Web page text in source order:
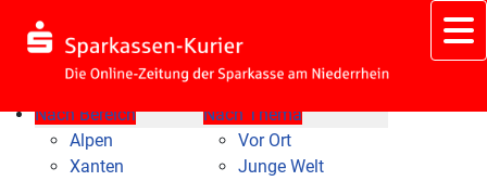
Nach Bereich
Alpen
Xanten
Nach Thema
Vor Ort
Junge Welt